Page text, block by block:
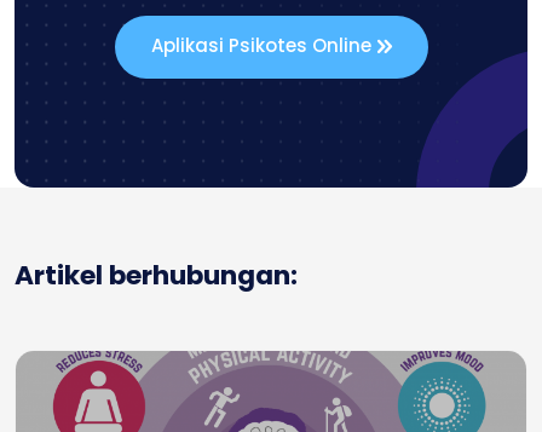
Aplikasi Psikotes Online
Artikel berhubungan: